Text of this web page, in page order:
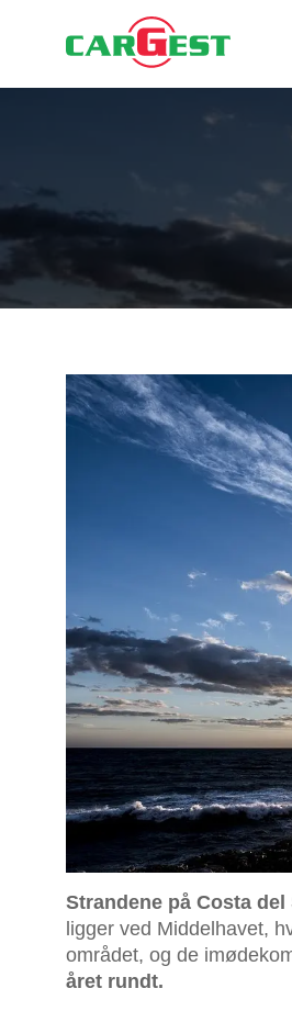
Strandene på Costa del
ligger ved Middelhavet,
området, og de
året rundt.